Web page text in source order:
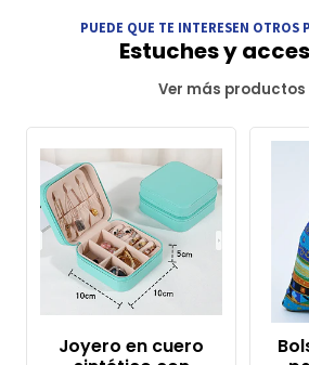
PUEDE QUE TE INTERESEN OTROS
Estuches y
Ver más productos
Joyero en cuero